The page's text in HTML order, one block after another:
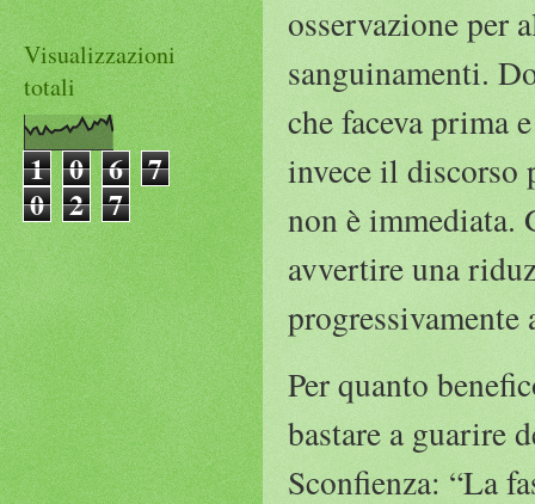
osservazione per
sanguinamenti.
che faceva prima
invece il discorso
non è immediata.
avvertire una
Per quanto
bastare a guarire
Sconfienza: “La
Visualizzazioni
totali
1 0 6 7
0 2 7